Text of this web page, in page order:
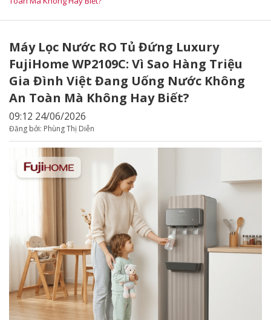
Máy Lọc Nước RO Tủ Đứng Luxury
FujiHome WP2109C: Vì Sao Hàng Triệu
Gia Đình Việt Đang Uống Nước Không
An Toàn Mà Không Hay Biết?
09:12 24/06/2026
Đăng bởi: Phùng Thị Diễn